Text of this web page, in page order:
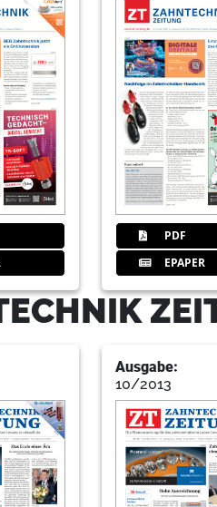
Service
Redaktion
Dentale Technologie im
Redaktion
PDF
EPAPER
Ausgabe:
10/2013